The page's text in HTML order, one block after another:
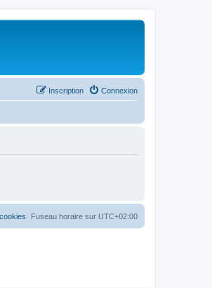
Connexion
Inscription
Fuseau horaire sur UTC+02:00